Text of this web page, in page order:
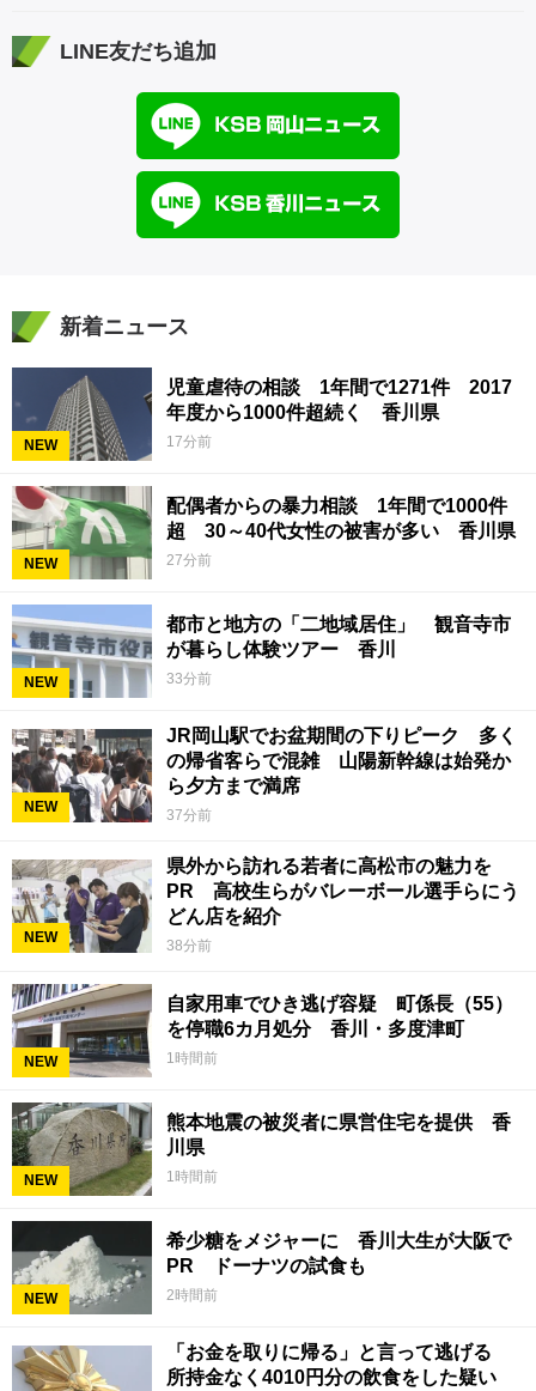
LINE友だち追加
新着ニュース
NEW
児童虐待の相談 1年間で1271件 2017
年度から1000件超続く 香川県
17分前
NEW
配偶者からの暴力相談 1年間で1000件
超 30～40代女性の被害が多い 香川県
27分前
NEW
都市と地方の「二地域居住」 観音寺市
が暮らし体験ツアー 香川
33分前
NEW
JR岡山駅でお盆期間の下りピーク 多く
の帰省客らで混雑 山陽新幹線は始発か
ら夕方まで満席
37分前
NEW
県外から訪れる若者に高松市の魅力を
PR 高校生らがバレーボール選手らにう
どん店を紹介
38分前
NEW
自家用車でひき逃げ容疑 町係長（55）
を停職6カ月処分 香川・多度津町
1時間前
NEW
熊本地震の被災者に県営住宅を提供 香
川県
1時間前
NEW
希少糖をメジャーに 香川大生が大阪で
PR ドーナツの試食も
2時間前
「お金を取りに帰る」と言って逃げる
所持金なく4010円分の飲食をした疑い